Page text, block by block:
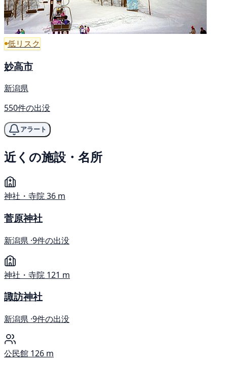
低リスク
妙高市
新潟県
550件の出没
アラート
近くの施設・名所
神社・寺院36 m
菅原神社
新潟県 ·9件の出没
神社・寺院 121 m
諏訪神社
新潟県 ·9件の出没
公民館 126 m